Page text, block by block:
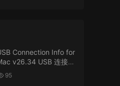
站式整合完整版
Studio 21 for Mac
顶级调色软件
Connection Info for
v26.34 USB 连接信
95